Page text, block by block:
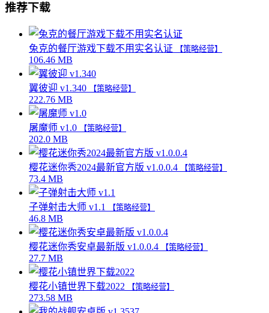
推荐下载
兔克的餐厅游戏下载不用实名认证 【策略经营】
106.46 MB
翼彼迎 v1.340 【策略经营】
222.76 MB
屠魔师 v1.0 【策略经营】
202.0 MB
樱花迷你秀2024最新官方版 v1.0.0.4 【策略经营】
73.4 MB
子弹射击大师 v1.1 【策略经营】
46.8 MB
樱花迷你秀安卓最新版 v1.0.0.4 【策略经营】
27.7 MB
樱花小镇世界下载2022 【策略经营】
273.58 MB